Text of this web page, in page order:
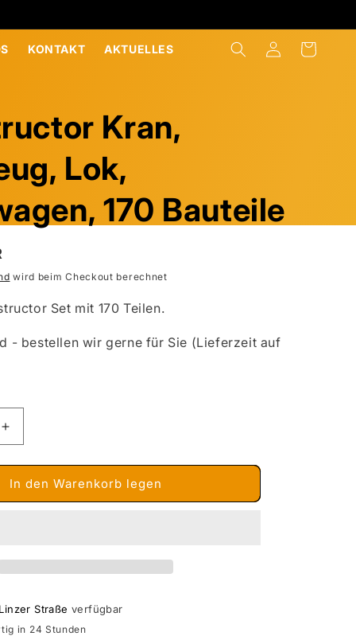
KONTAKT AKTUELLES EINLOGGEN
WARENKORB
Kran,
Lok,
170 Bauteile
wird beim Checkout berechnet
Set mit 170 Teilen.
- bestellen wir gerne für Sie (Lieferzeit auf
Erhöhe
die
Menge
für
Constructor
In den Warenkorb legen
Straße verfügbar
in 24 Stunden